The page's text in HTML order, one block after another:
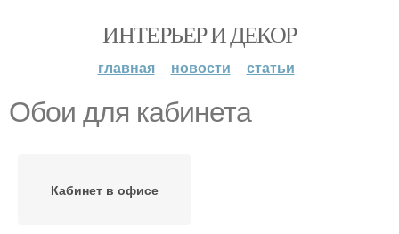
ИНТЕРЬЕР И ДЕКОР
главная новости статьи
Обои для кабинета
Кабинет в офисе